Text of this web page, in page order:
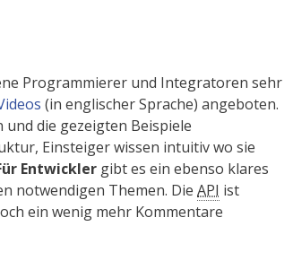
Programmierer und Integratoren sehr
(in englischer Sprache) angeboten.
und die gezeigten Beispiele
Einsteiger wissen intuitiv wo sie
Entwickler gibt es ein ebenso klares
notwendigen Themen. Die API ist
ein wenig mehr Kommentare